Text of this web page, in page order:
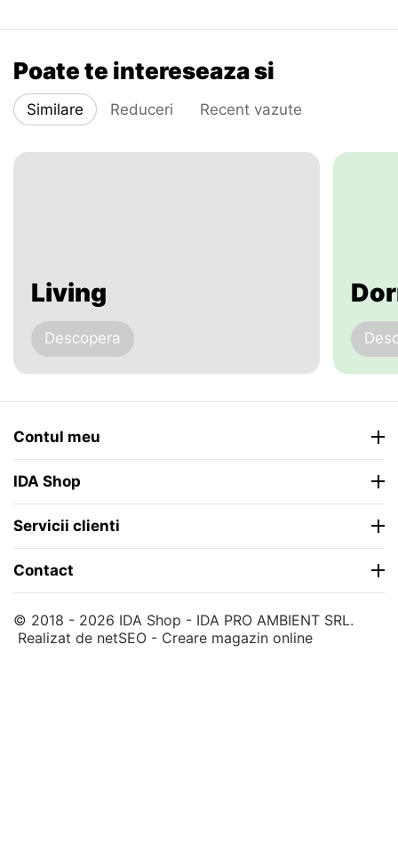
Poate te intereseaza si
Similare Reduceri Recent vazute
Living
Descopera
Contul meu
IDA Shop
Servicii clienti
Contact
© 2018 - 2026 IDA Shop - IDA PRO AMBIENT SRL.
Realizat de netSEO - Creare magazin online